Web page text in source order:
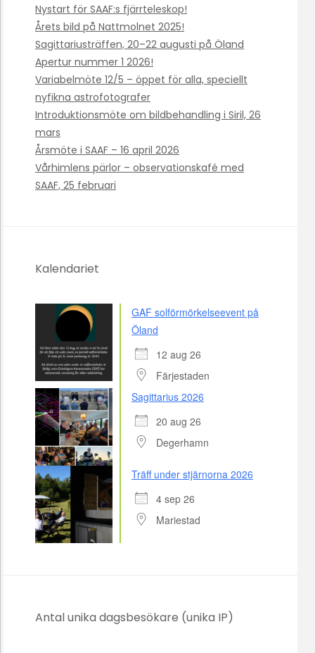
Nystart för SAAF:s fjärrteleskop!
Årets bild på Nattmolnet 2025!
Sagittariusträffen, 20–22 augusti på Öland
Apertur nummer 1 2026!
Variabelmöte 12/5 – öppet för alla, speciellt
nyfikna astrofotografer
Introduktionsmöte om bildbehandling i Siril, 26
mars
Årsmöte i SAAF – 16 april 2026
Vårhimlens pärlor – observationskafé med
SAAF, 25 februari
Kalendariet
GAF solförmörkelseevent på
Öland
12 aug 26
Färjestaden
Sagittarius 2026
20 aug 26
Degerhamn
Träff under stjärnorna 2026
4 sep 26
Mariestad
Antal unika dagsbesökare (unika IP)